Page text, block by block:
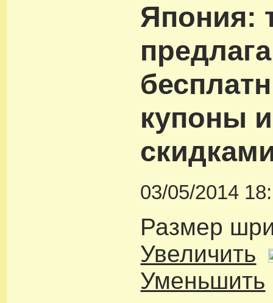
Япония:
купоны
03/05/2014
Размер
Увеличить
Уменьшить